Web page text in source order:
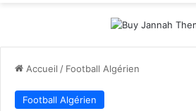
Accueil / Football Algérien
Football Algérien